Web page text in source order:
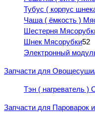
Тубус ( корпус
Чаша ( ёмкость )
Шестерня
Шнек Мясорубки52
Электронный
Запчасти для
Тэн ( нагреватель
Запчасти для Пароварок